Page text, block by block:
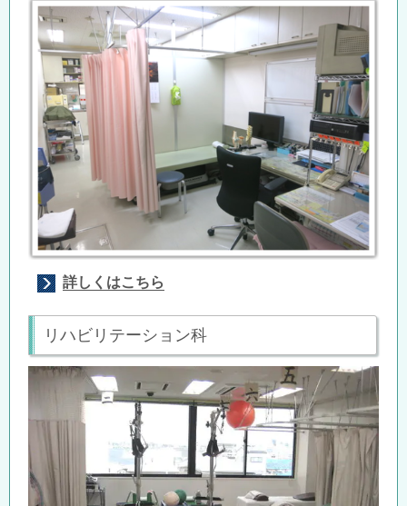
詳しくはこちら
リハビリテーション科